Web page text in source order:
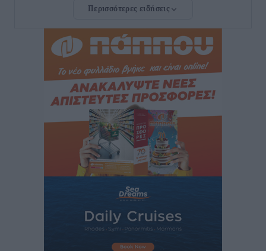
δεν υπάρχουν περιθώρια εφησυχασμού
Ειδήσεις• πριν 2 ώρες
Στον Άγιο Νικόλαο Χάλκης ανοίγει ξανά το
ανανεωμένο εκκλησιαστικό μουσείο από τη Λέσχη
πριν 2 ώρες
Ρόδος: «Βουλιάζει» από τουρίστες – Πάνω από 1 εκατ.
επιβάτες και 55 κρουαζιερόπλοια
πριν 2 ώρες
Γ’ Εθνική Κατηγορία: Οι ημερομηνίες των
Περισσότερες ειδήσεις